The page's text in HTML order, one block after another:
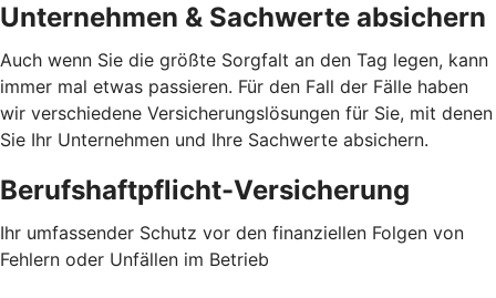
Unternehmen & Sachwerte absichern
Auch wenn Sie die größte Sorgfalt an den Tag legen, kann
immer mal etwas passieren. Für den Fall der Fälle haben
wir verschiedene Versicherungslösungen für Sie, mit denen
Sie Ihr Unternehmen und Ihre Sachwerte absichern.
Berufshaftpflicht-Versicherung
Ihr umfassender Schutz vor den finanziellen Folgen von
Fehlern oder Unfällen im Betrieb